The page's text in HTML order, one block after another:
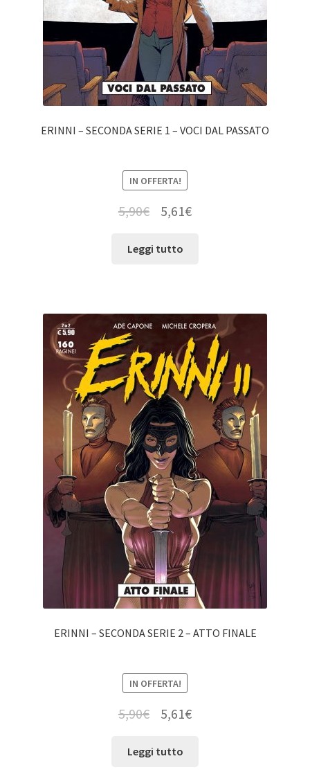
ERINNI – SECONDA SERIE 1 – VOCI DAL PASSATO
IN OFFERTA!
5,90€ 5,61€
Leggi tutto
ERINNI – SECONDA SERIE 2 – ATTO FINALE
IN OFFERTA!
5,90€ 5,61€
Leggi tutto